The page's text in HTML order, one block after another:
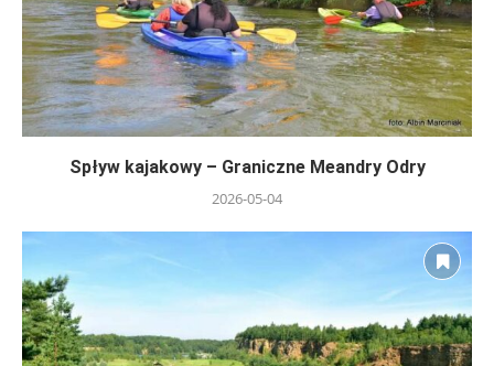
Spływ kajakowy – Graniczne Meandry Odry
2026-05-04